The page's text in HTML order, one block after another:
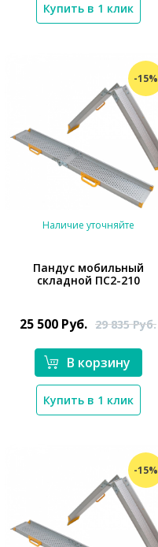
Купить в 1 клик
-15%
Наличие уточняйте
Пандус мобильный
складной ПС2-210
25 500 Руб. 29 835Руб.
В корзину
Купить в 1 клик
-15%